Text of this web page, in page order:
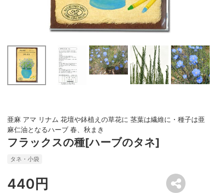
亜麻 アマ リナム 花壇や鉢植えの草花に 茎葉は繊維に・種子は亜
麻仁油となるハーブ 春、秋まき
フラックスの種[ハーブのタネ]
タネ・小袋
440円